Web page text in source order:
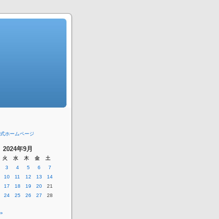
ホームページ
2024年9月
火 水 木 金
土
3 4 5 6
7
10 11 12 13
14
17 18 19 20
21
24 25 26 27
28